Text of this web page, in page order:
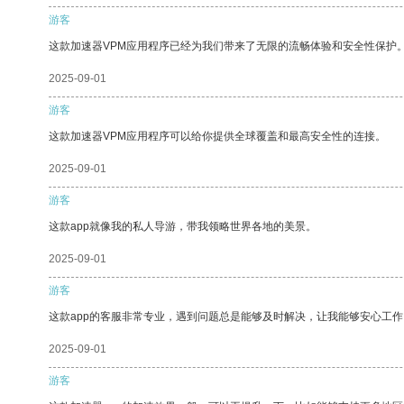
游客
这款加速器VPM应用程序已经为我们带来了无限的流畅体验和安全性保护
2025-09-01
游客
这款加速器VPM应用程序可以给你提供全球覆盖和最高安全性的连接。
2025-09-01
游客
这款app就像我的私人导游，带我领略世界各地的美景。
2025-09-01
游客
这款app的客服非常专业，遇到问题总是能够及时解决，让我能够安心工
2025-09-01
游客